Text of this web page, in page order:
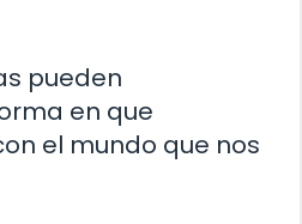
pueden
en que
el mundo que nos